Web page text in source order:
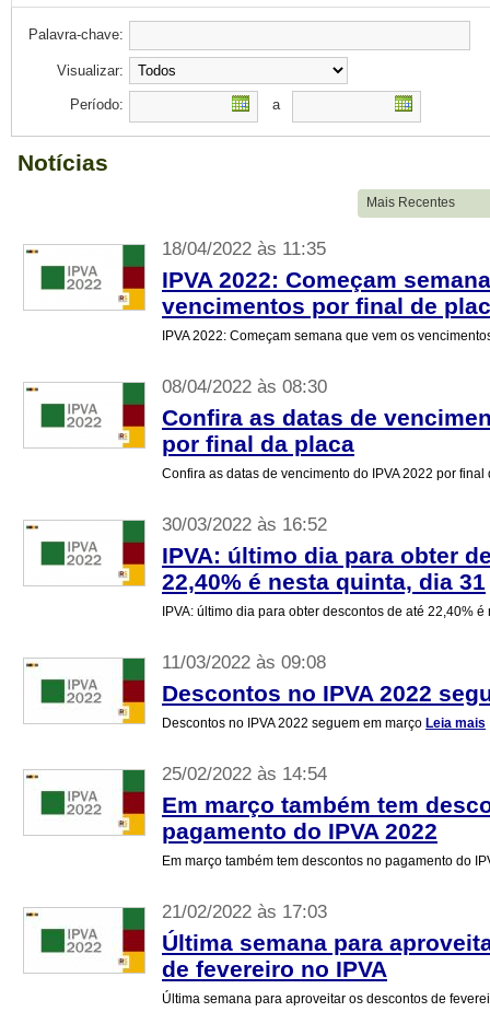
Palavra-chave:
Visualizar:
Período: a
Notícias
18/04/2022 às 11:35
IPVA 2022: Começam
vencimentos por final de
IPVA 2022: Começam semana que vem os
08/04/2022 às 08:30
Confira as datas de
por final da placa
Confira as datas de vencimento do IPVA 2022 por
30/03/2022 às 16:52
IPVA: último dia para obter
22,40% é nesta quinta, dia 31
IPVA: último dia para obter descontos de até 22,40%
11/03/2022 às 09:08
Descontos no IPVA 2022
Descontos no IPVA 2022 seguem em março Leia mais
25/02/2022 às 14:54
Em março também tem
pagamento do IPVA 2022
Em março também tem descontos no pagamento do
21/02/2022 às 17:03
Última semana para
de fevereiro no IPVA
Última semana para aproveitar os descontos de